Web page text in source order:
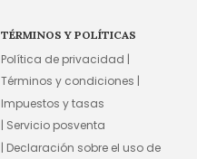
TÉRMINOS Y POLÍTICAS
Política de privacidad |
Términos y condiciones |
Impuestos y tasas
| Servicio posventa
| Declaración sobre el uso de